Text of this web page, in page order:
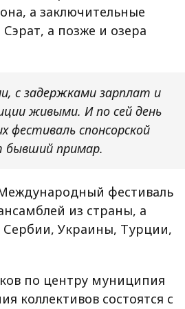
а заключительные
а позже и озера
с задержками зарплат и
живыми. И по сей день
фестиваль спонсорской
примар.
фестиваль
из страны, а
Украины, Турции,
по центру муниципия
коллективов состоятся с